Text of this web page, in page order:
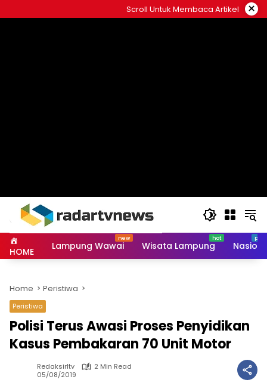
to
Scroll Untuk Membaca Artikel ×
HOME Lampung Wawai Wisata Lampung
Home Peristiwa
Peristiwa
Polisi Terus Awasi Proses Penyidikan
Kasus Pembakaran 70 Unit Motor
Redaksirltv
2 Min Read
05/08/2019